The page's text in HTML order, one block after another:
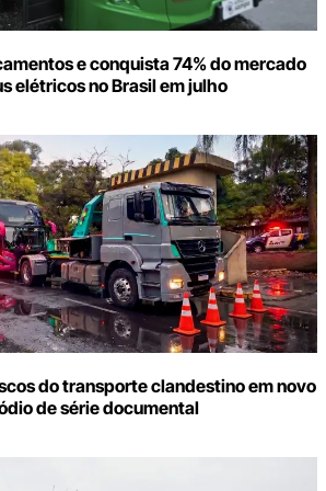
e conquista 74% do mercado
elétricos no Brasil em julho
do transporte clandestino em novo
de série documental